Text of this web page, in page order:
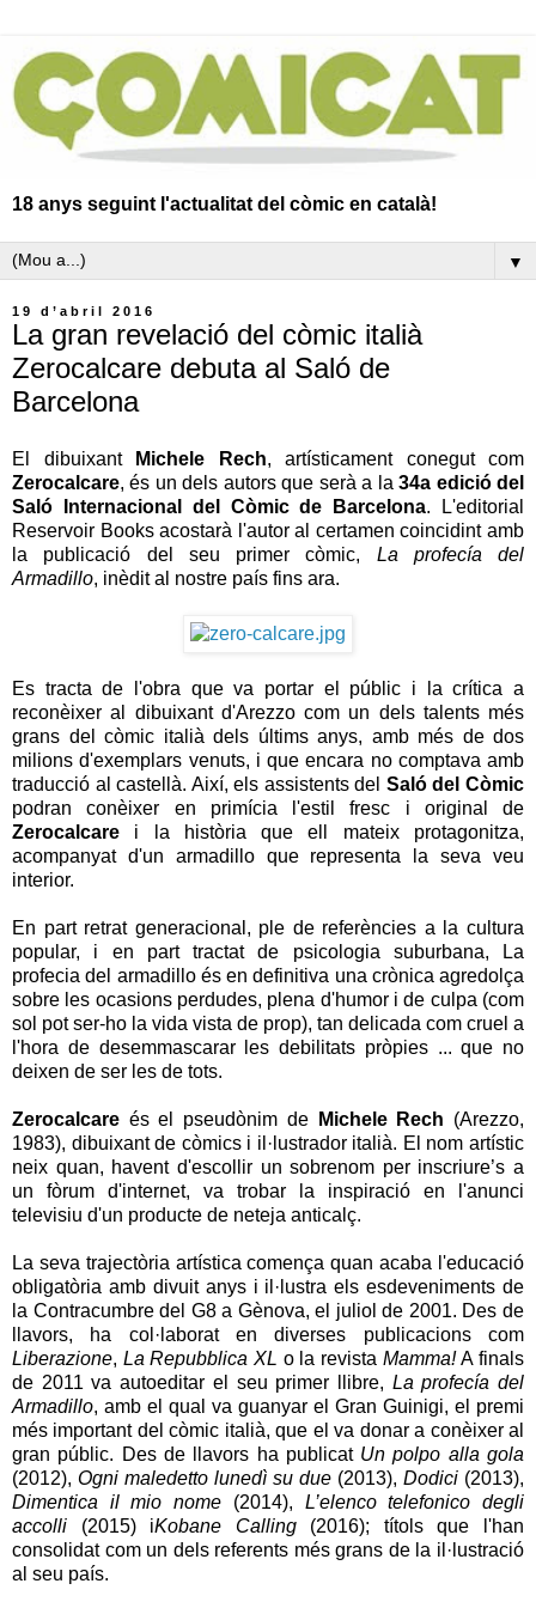
18 anys seguint l'actualitat del còmic en català!
▼
19 d’abril 2016
La gran revelació del còmic italià
Zerocalcare debuta al Saló de
Barcelona
El dibuixant Michele Rech, artísticament conegut com
Zerocalcare, és un dels autors que serà a la34a edició del
Saló Internacional del Còmic de Barcelona. L'editorial
Reservoir Books acostarà l'autor al certamen coincidint amb
la publicació del seu primer còmic, La profecía del
Armadillo, inèdit al nostre país fins ara.
Es tracta de l'obra que va portar el públic i la crítica a
reconèixer al dibuixant d'Arezzo com un dels talents més
grans del còmic italià dels últims anys, amb més de dos
milions d'exemplars venuts, i que encara no comptava amb
traducció al castellà. Així, els assistents del Saló del Còmic
podran conèixer en primícia l'estil fresc i original de
Zerocalcare i la història que ell mateix protagonitza,
acompanyat d'un armadillo que representa la seva veu
interior.
En part retrat generacional, ple de referències a la cultura
popular, i en part tractat de psicologia suburbana, La
profecia del armadillo és en definitiva una crònica agredolça
sobre les ocasions perdudes, plena d'humor i de culpa (com
sol pot ser-ho la vida vista de prop), tan delicada com cruel a
l'hora de desemmascarar les debilitats pròpies ... que no
deixen de ser les de tots.
Zerocalcare és el pseudònim de Michele Rech (Arezzo,
1983), dibuixant de còmics i il·lustrador italià. El nom artístic
neix quan, havent d'escollir un sobrenom per inscriure’s a
un fòrum d'internet, va trobar la inspiració en l'anunci
televisiu d'un producte de neteja anticalç.
La seva trajectòria artística comença quan acaba l'educació
obligatòria amb divuit anys i il·lustra els esdeveniments de
la Contracumbre del G8 a Gènova, el juliol de 2001. Des de
llavors, ha col·laborat en diverses publicacions com
Liberazione, La Re­pubblica XL o la revista Mamma!A finals
de 2011 va autoeditar el seu primer llibre, La profecía del
Armadillo, amb el qual va guanyar el Gran Gui­nigi, el premi
més important del còmic italià, que el va donar a conèixer al
gran públic. Des de llavors ha publicat Un polpo alla gola
(2012), Ogni maledetto lunedì su due (2013), Dodici (2013),
Dimentica il mio nome (2014), L’elenco telefonico degli
accolli (2015) iKobane Calling(2016); títols que l'han
consolidat com un dels referents més grans de la il·lustració
al seu país.